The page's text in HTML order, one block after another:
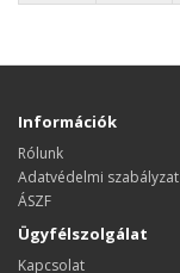
Információk
Rólunk
Adatvédelmi szabályzat
ÁSZF
Ügyfélszolgálat
Kapcsolat